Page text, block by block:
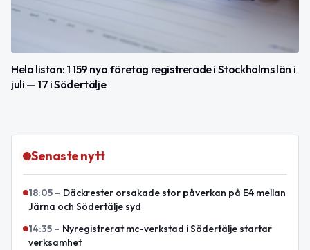
Hela listan: 1 159 nya företag registrerade i Stockholms län i
juli — 17 i Södertälje
Senaste nytt
18:05 – Däckrester orsakade stor påverkan på E4 mellan
Järna och Södertälje syd
14:35 – Nyregistrerat mc-verkstad i Södertälje startar
verksamhet